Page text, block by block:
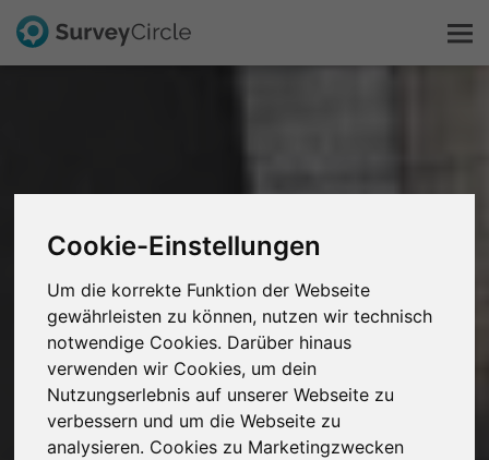
Cookie-Einstellungen
Um die korrekte Funktion der Webseite
gewährleisten zu können, nutzen wir technisch
notwendige Cookies. Darüber hinaus
verwenden wir Cookies, um dein
Nutzungserlebnis auf unserer Webseite zu
verbessern und um die Webseite zu
analysieren. Cookies zu Marketingzwecken
Forschung entdecken
FAQ
Kostenlos registrieren
Anmelden